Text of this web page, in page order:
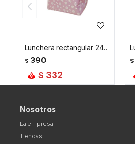
Lunchera rectangular 24x12x22 cm con asa - Rosado
$ 390
$ 332
$
Nosotros
La empresa
Tiendas